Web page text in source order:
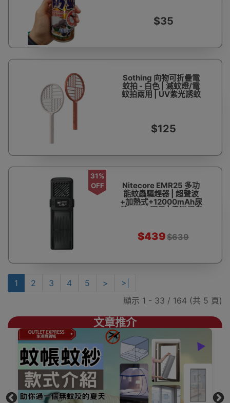
$35
Sothing 向物可折疊電
蚊拍 - 白色 | 滅蚊燈/電
蚊拍兩用 | UV紫光誘蚊
$125
31%
OFF
Nitecore EMR25 多功
能蚊蟲驅趕器 | 超聲波
+加熱式+12000mAh尿
袋 OLED顯示 | 香港行貨
$439$639
1 2 3 4 5 >
>|
顯示 1 - 33 / 164 (共 5 頁)
文章推介